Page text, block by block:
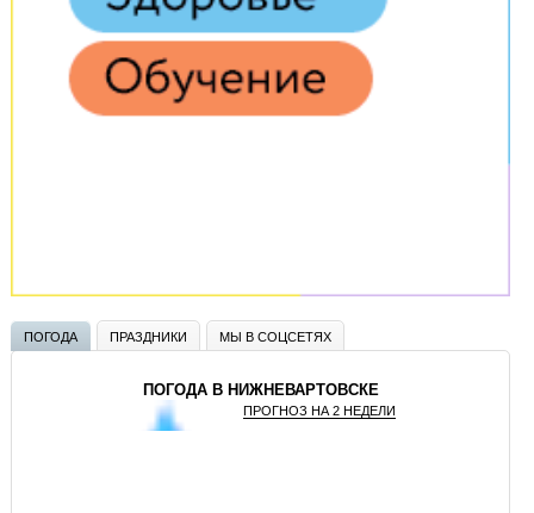
ПОГОДА ПРАЗДНИКИ МЫ В СОЦСЕТЯХ
ПОГОДА В НИЖНЕВАРТОВСКЕ
ПРОГНОЗ НА 2 НЕДЕЛИ